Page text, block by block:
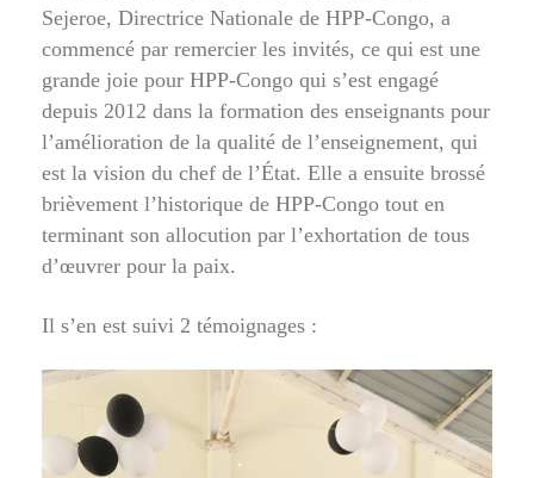
Sejeroe, Directrice Nationale de HPP-Congo, a
commencé par remercier les invités, ce qui est une
grande joie pour HPP-Congo qui s’est engagé
depuis 2012 dans la formation des enseignants pour
l’amélioration de la qualité de l’enseignement, qui
est la vision du chef de l’État. Elle a ensuite brossé
brièvement l’historique de HPP-Congo tout en
terminant son allocution par l’exhortation de tous
d’œuvrer pour la paix.
Il s’en est suivi 2 témoignages :